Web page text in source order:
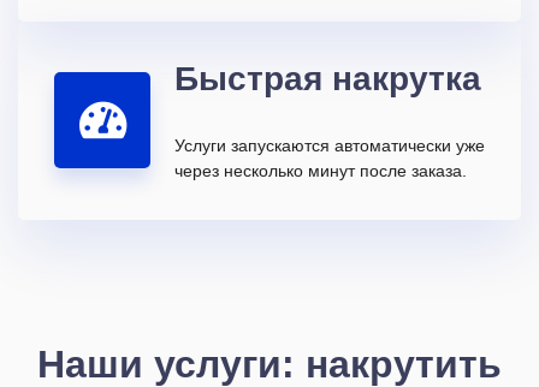
Быстрая накрутка
Услуги запускаются автоматически уже
через несколько минут после заказа.
Наши услуги: накрутить